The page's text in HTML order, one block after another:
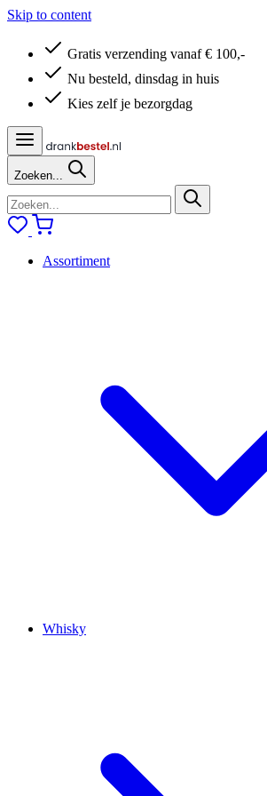
Skip to content
Gratis verzending vanaf € 100,-
Nu besteld, dinsdag in huis
Kies zelf je bezorgdag
Zoeken...
Assortiment
Whisky